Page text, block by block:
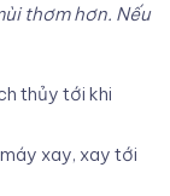
thơm hơn. Nếu
thủy tới khi
xay, xay tới